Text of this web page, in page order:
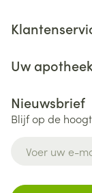
Uw apotheek
Nieuwsbrief
Blijf op de